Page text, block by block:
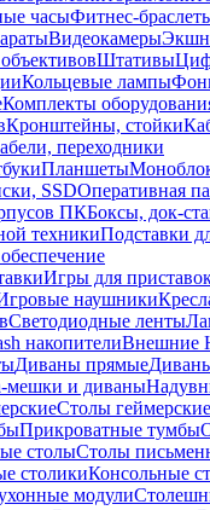
часыФитнес-
Видеокамеры
Штативы
Кольцевые лампы
Комплекты
Кронштейны, стойки
переходники
Планшеты
SSDОперативная
ПКБоксы, док-
техникиПодставки
Игры для
наушники
Светодиодные ленты
накопителиВнешние
Диваны прямые
мешки и диваны
Столы геймерские
Прикроватные тумбы
столыСтолы
столикиКонсольные
модули